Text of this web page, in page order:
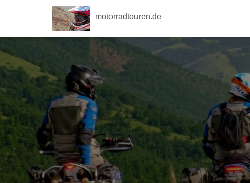
motorradtouren.de